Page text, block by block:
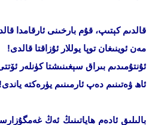
قالدىم كېتىپ، قۇم بارخىنى ئارقامدا
مەن ئوينىغان توپا يوللار ئۇزاقتا قالدى!
ئۇنتۇمىدىم بىراق سېغىنىشتا كۈنلەر
ئاھ ۋەتىنىم دەپ ئارمىنىم يۈرەكتە ياندى!
بالىلىق ئادەم ھاياتىنىڭ ئەڭ